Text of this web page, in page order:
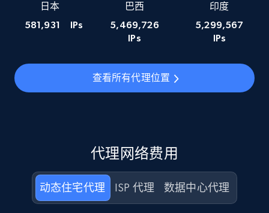
日本
581,931 IPs
巴西
5,469,726
IPs
印度
5,299,567
IPs
查看所有代理位置
代理网络费用
动态住宅代理 ISP 代理 数据中心代理